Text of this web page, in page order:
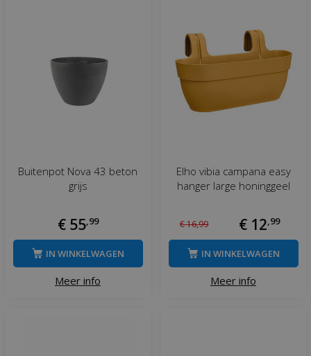
Buitenpot Nova 43 beton
grijs
€ 55 99
Meer info
IN WINKELWAGEN
Elho vibia campana easy
hanger large honinggeel
€16,99 € 12 99
Meer info
IN WINKELWAGEN